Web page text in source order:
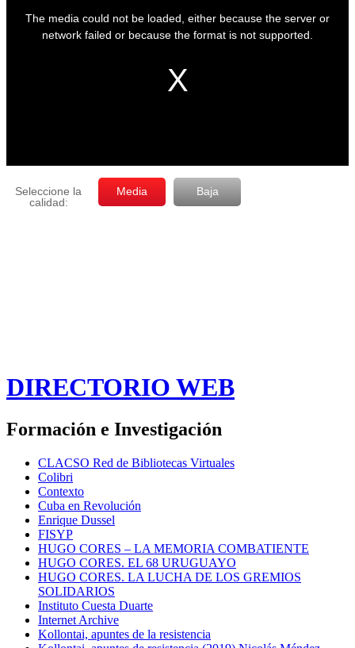
DIRECTORIO WEB
Formación e Investigación
CLACSO Red de Bibliotecas Virtuales
Colibri
Contexto
Cuba en Revolución
Enrique Dussel
FISYP
HUGO CORES – LA MEMORIA COMBATIENTE
HUGO CORES. EL 68 URUGUAYO
HUGO CORES. LA LUCHA DE LOS GREMIOS
SOLIDARIOS
Instituto Cuesta Duarte
Internet Archive
Kollontai, apuntes de la resistencia